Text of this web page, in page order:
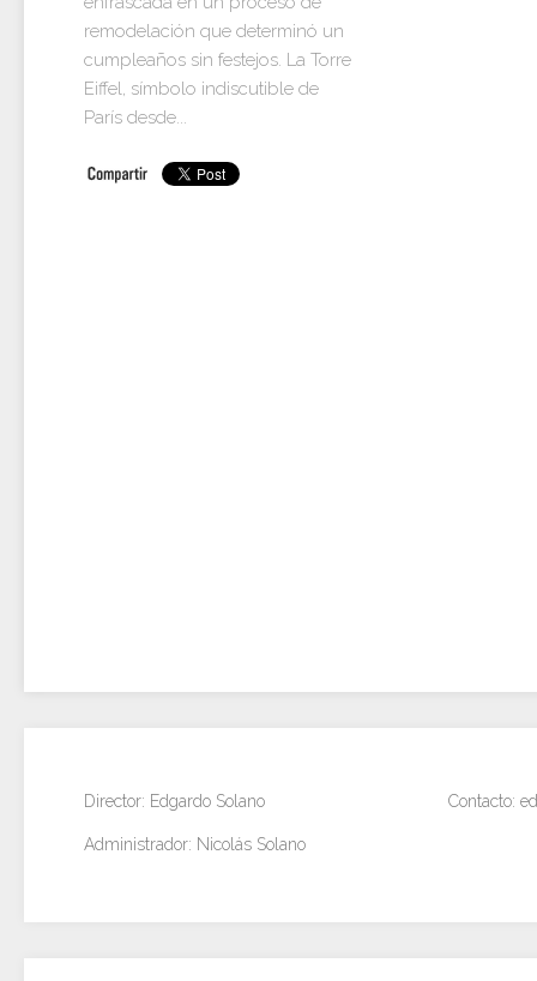
remodelación que determinó un
cumpleaños sin festejos. La Torre
Eiffel, símbolo indiscutible de
París desde...
Director: Edgardo Solano
Administrador: Nicolás Solano
Contacto: